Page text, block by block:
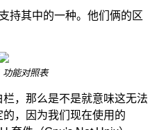
持其中的一种。他们俩的区
能对照表
，那么是不是就意味这无法
，因为我们现在使用的